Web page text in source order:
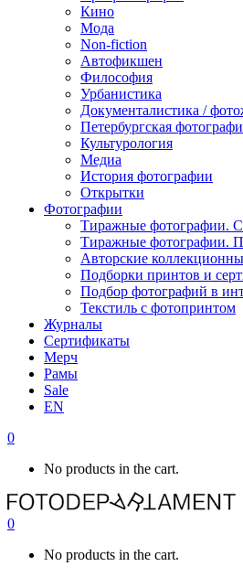
Кино
Мода
Non-fiction
Автофикшен
Философия
Урбанистика
Документалистика /
Петербургская
Культурология
Медиа
История фотографии
Открытки
Фотографии
Тиражные фотографии.
Тиражные фотографии.
Авторские
Подборки принтов и
Подбор фотографий в
Текстиль с фотопринтом
Журналы
Сертификаты
Мерч
Рамы
Sale
EN
0
No products in the cart.
0
No products in the cart.